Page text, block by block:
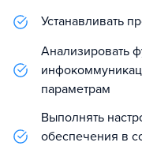
Устанавливать
Анализировать
параметрам
Выполнять
обеспечения в